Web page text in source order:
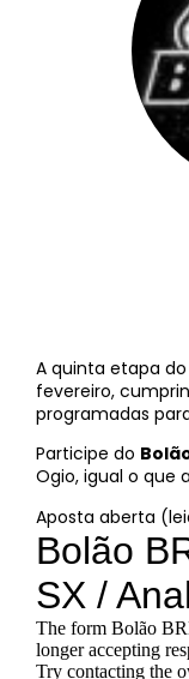
A quinta etapa do
fevereiro,
programadas
Participe do
Ogio, igual o que
Aposta aberta